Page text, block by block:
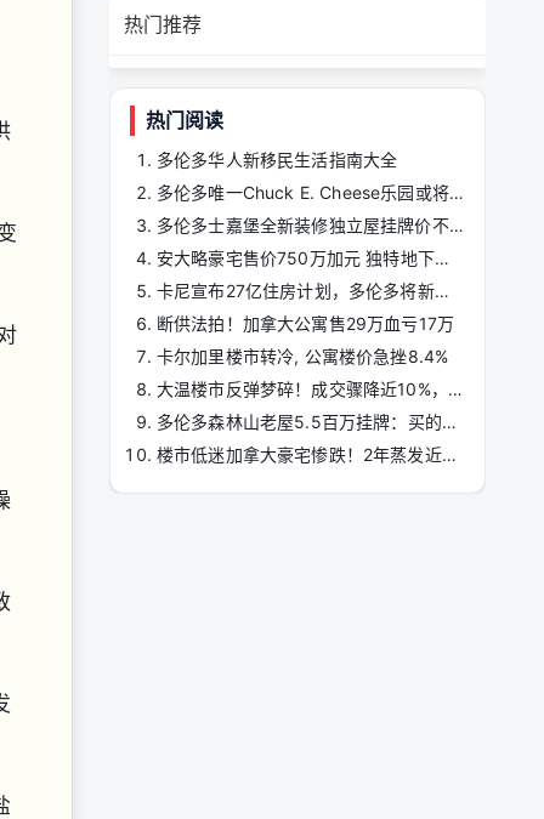
热门推荐
热门阅读
多伦多华人新移民生活指南大全
多伦多唯一Chuck E. Cheese乐园或将拆除，高层公寓群计划落地士嘉堡谢帕德大道 ...
多伦多士嘉堡全新装修独立屋挂牌价不到90万，买家或引发竞价大战 ...
安大略豪宅售价750万加元 独特地下通道连通休闲区
卡尼宣布27亿住房计划，多伦多将新增5600套住房
断供法拍！加拿大公寓售29万血亏17万
卡尔加里楼市转冷, 公寓楼价急挫8.4%
大温楼市反弹梦碎！成交骤降近10%，房价继续跌
多伦多森林山老屋5.5百万挂牌：买的不是房子，是黄金建房资质 ...
楼市低迷加拿大豪宅惨跌！2年蒸发近$100万